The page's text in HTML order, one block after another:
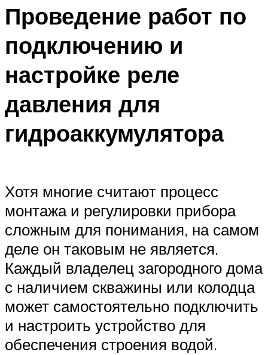
Проведение работ по
подключению и
настройке реле
давления для
гидроаккумулятора
Хотя многие считают процесс
монтажа и регулировки прибора
сложным для понимания, на самом
деле он таковым не является.
Каждый владелец загородного дома
с наличием скважины или колодца
может самостоятельно подключить
и настроить устройство для
обеспечения строения водой.